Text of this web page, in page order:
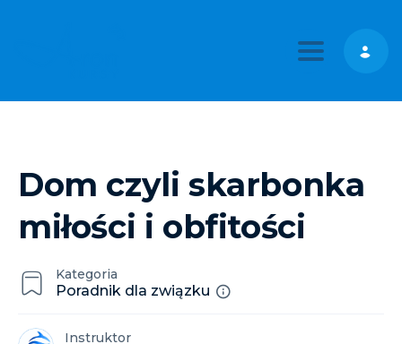
Toggle
Kategoria
Poradnik dla związku
Instruktor
Dom czyli skarbonka
miłości i obfitości